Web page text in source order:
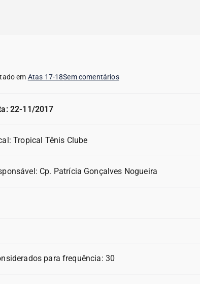
em Atas 17-18Sem comentários
22-11/2017
Tropical Tênis Clube
Cp. Patrícia Gonçalves Nogueira
para frequência: 30